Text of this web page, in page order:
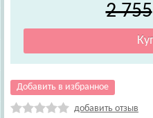
2 755
Добавить в избранное
добавить отзыв